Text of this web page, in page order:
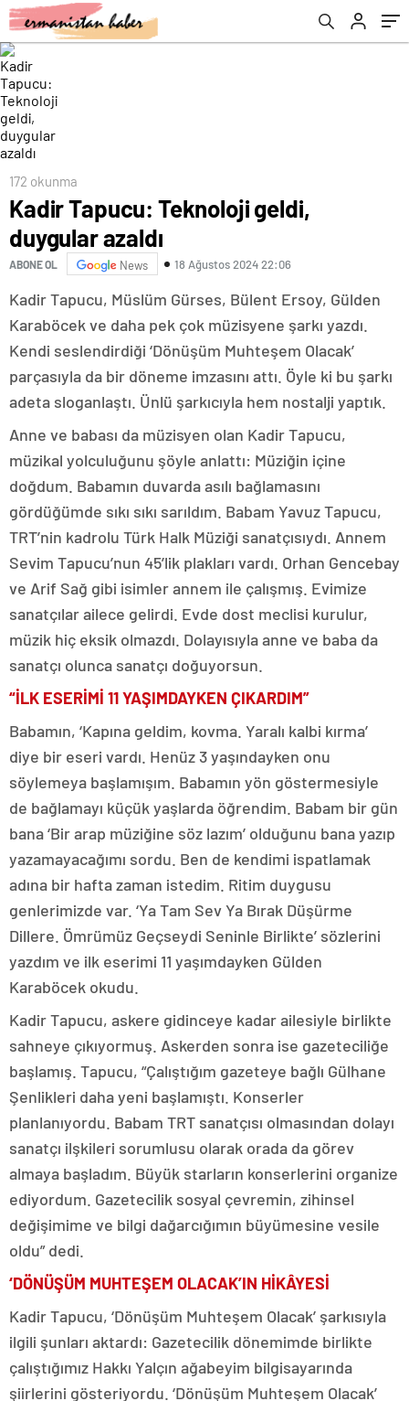
172 okunma
Kadir Tapucu: Teknoloji geldi,
duygular azaldı
ABONE OL News 18 Ağustos 2024 22:06
Kadir Tapucu, Müslüm Gürses, Bülent Ersoy, Gülden
Karaböcek ve daha pek çok müzisyene şarkı yazdı.
Kendi seslendirdiği ‘Dönüşüm Muhteşem Olacak’
parçasıyla da bir döneme imzasını attı. Öyle ki bu şarkı
adeta sloganlaştı. Ünlü şarkıcıyla hem nostalji yaptık.
Anne ve babası da müzisyen olan Kadir Tapucu,
müzikal yolculuğunu şöyle anlattı: Müziğin içine
doğdum. Babamın duvarda asılı bağlamasını
gördüğümde sıkı sıkı sarıldım. Babam Yavuz Tapucu,
TRT’nin kadrolu Türk Halk Müziği sanatçısıydı. Annem
Sevim Tapucu’nun 45’lik plakları vardı. Orhan Gencebay
ve Arif Sağ gibi isimler annem ile çalışmış. Evimize
sanatçılar ailece gelirdi. Evde dost meclisi kurulur,
müzik hiç eksik olmazdı. Dolayısıyla anne ve baba da
sanatçı olunca sanatçı doğuyorsun.
“İLK ESERİMİ 11 YAŞIMDAYKEN ÇIKARDIM”
Babamın, ‘Kapına geldim, kovma. Yaralı kalbi kırma’
diye bir eseri vardı. Henüz 3 yaşındayken onu
söylemeya başlamışım. Babamın yön göstermesiyle
de bağlamayı küçük yaşlarda öğrendim. Babam bir gün
bana ‘Bir arap müziğine söz lazım’ olduğunu bana yazıp
yazamayacağımı sordu. Ben de kendimi ispatlamak
adına bir hafta zaman istedim. Ritim duygusu
genlerimizde var. ‘Ya Tam Sev Ya Bırak Düşürme
Dillere. Ömrümüz Geçseydi Seninle Birlikte’ sözlerini
yazdım ve ilk eserimi 11 yaşımdayken Gülden
Karaböcek okudu.
Kadir Tapucu, askere gidinceye kadar ailesiyle birlikte
sahneye çıkıyormuş. Askerden sonra ise gazeteciliğe
başlamış. Tapucu, “Çalıştığım gazeteye bağlı Gülhane
Şenlikleri daha yeni başlamıştı. Konserler
planlanıyordu. Babam TRT sanatçısı olmasından dolayı
sanatçı ilşkileri sorumlusu olarak orada da görev
almaya başladım. Büyük starların konserlerini organize
ediyordum. Gazetecilik sosyal çevremin, zihinsel
değişimime ve bilgi dağarcığımın büyümesine vesile
oldu” dedi.
‘DÖNÜŞÜM MUHTEŞEM OLACAK’IN HİKÂYESİ
Kadir Tapucu, ‘Dönüşüm Muhteşem Olacak’ şarkısıyla
ilgili şunları aktardı: Gazetecilik dönemimde birlikte
çalıştığımız Hakkı Yalçın ağabeyim bilgisayarında
şiirlerini gösteriyordu. ‘Dönüşüm Muhteşem Olacak’